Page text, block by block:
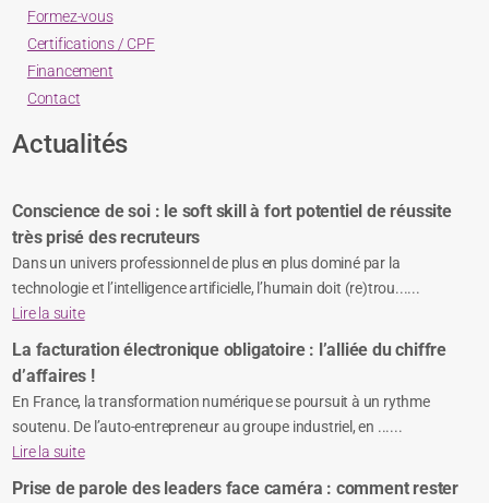
Formez-vous
Certifications / CPF
Financement
Contact
Actualités
Conscience de soi : le soft skill à fort potentiel de réussite
très prisé des recruteurs
Dans un univers professionnel de plus en plus dominé par la
technologie et l’intelligence artificielle, l’humain doit (re)trou......
Lire la suite
La facturation électronique obligatoire : l’alliée du chiffre
d’affaires !
En France, la transformation numérique se poursuit à un rythme
soutenu. De l’auto-entrepreneur au groupe industriel, en ......
Lire la suite
Prise de parole des leaders face caméra : comment rester